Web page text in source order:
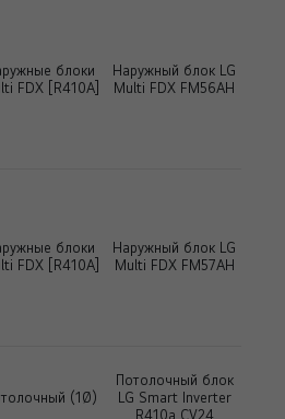
блоки
FDX [R410A]
Наружный блок LG
Multi FDX FM56AH
блоки
FDX [R410A]
Наружный блок LG
Multi FDX FM57AH
(1Ø)
Потолочный блок
LG Smart Inverter
R410a CV24